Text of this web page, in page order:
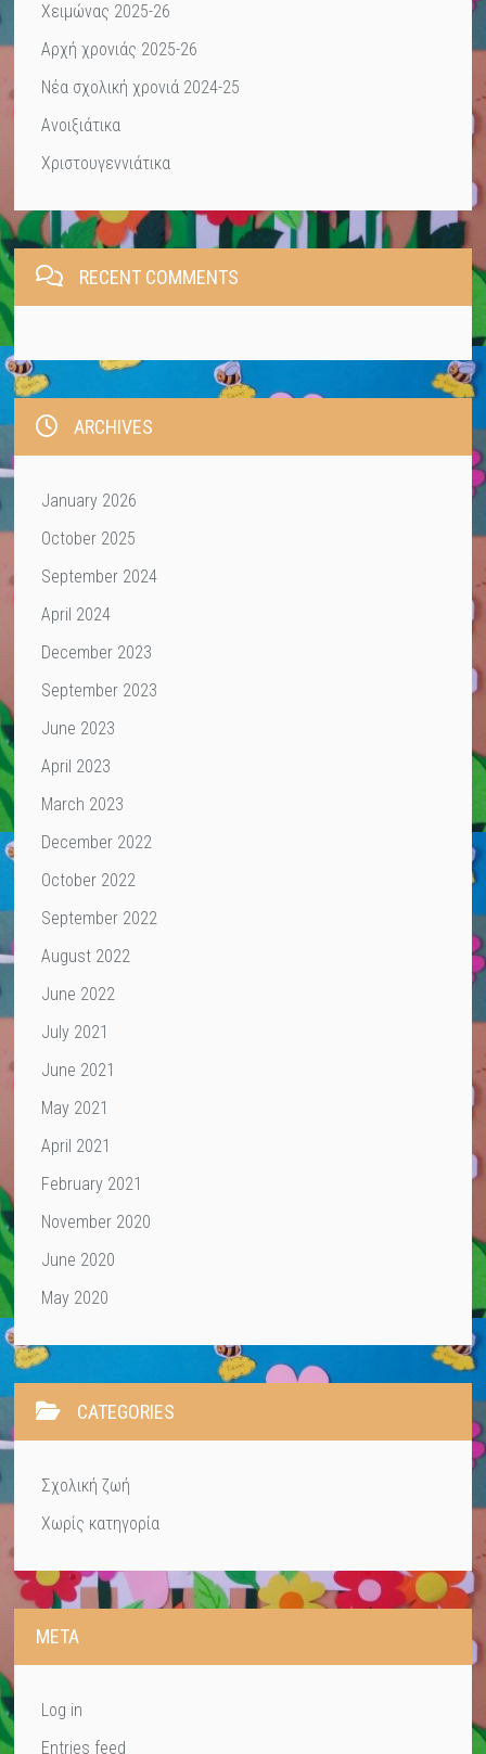
Χειμώνας 2025-26
Αρχή χρονιάς 2025-26
Νέα σχολική χρονιά 2024-25
Ανοιξιάτικα
Χριστουγεννιάτικα
RECENT COMMENTS
ARCHIVES
January 2026
October 2025
September 2024
April 2024
December 2023
September 2023
June 2023
April 2023
March 2023
December 2022
October 2022
September 2022
August 2022
June 2022
July 2021
June 2021
May 2021
April 2021
February 2021
November 2020
June 2020
May 2020
CATEGORIES
Σχολική ζωή
Χωρίς κατηγορία
META
Log in
Entries feed